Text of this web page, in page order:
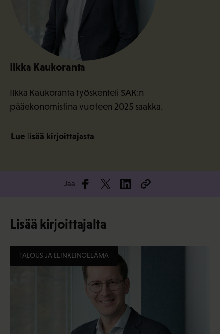
Ilkka Kaukoranta
Ilkka Kaukoranta työskenteli SAK:n
pääekonomistina vuoteen 2025 saakka.
Lue lisää kirjoittajasta
Jaa
Lisää kirjoittajalta
TALOUS JA ELINKEINOELÄMÄ